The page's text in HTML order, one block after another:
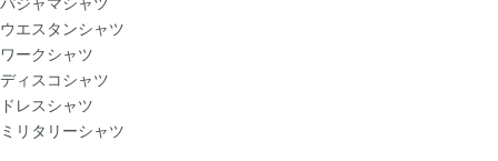
ウエスタンシャツ
ワークシャツ
ディスコシャツ
ドレスシャツ
ミリタリーシャツ